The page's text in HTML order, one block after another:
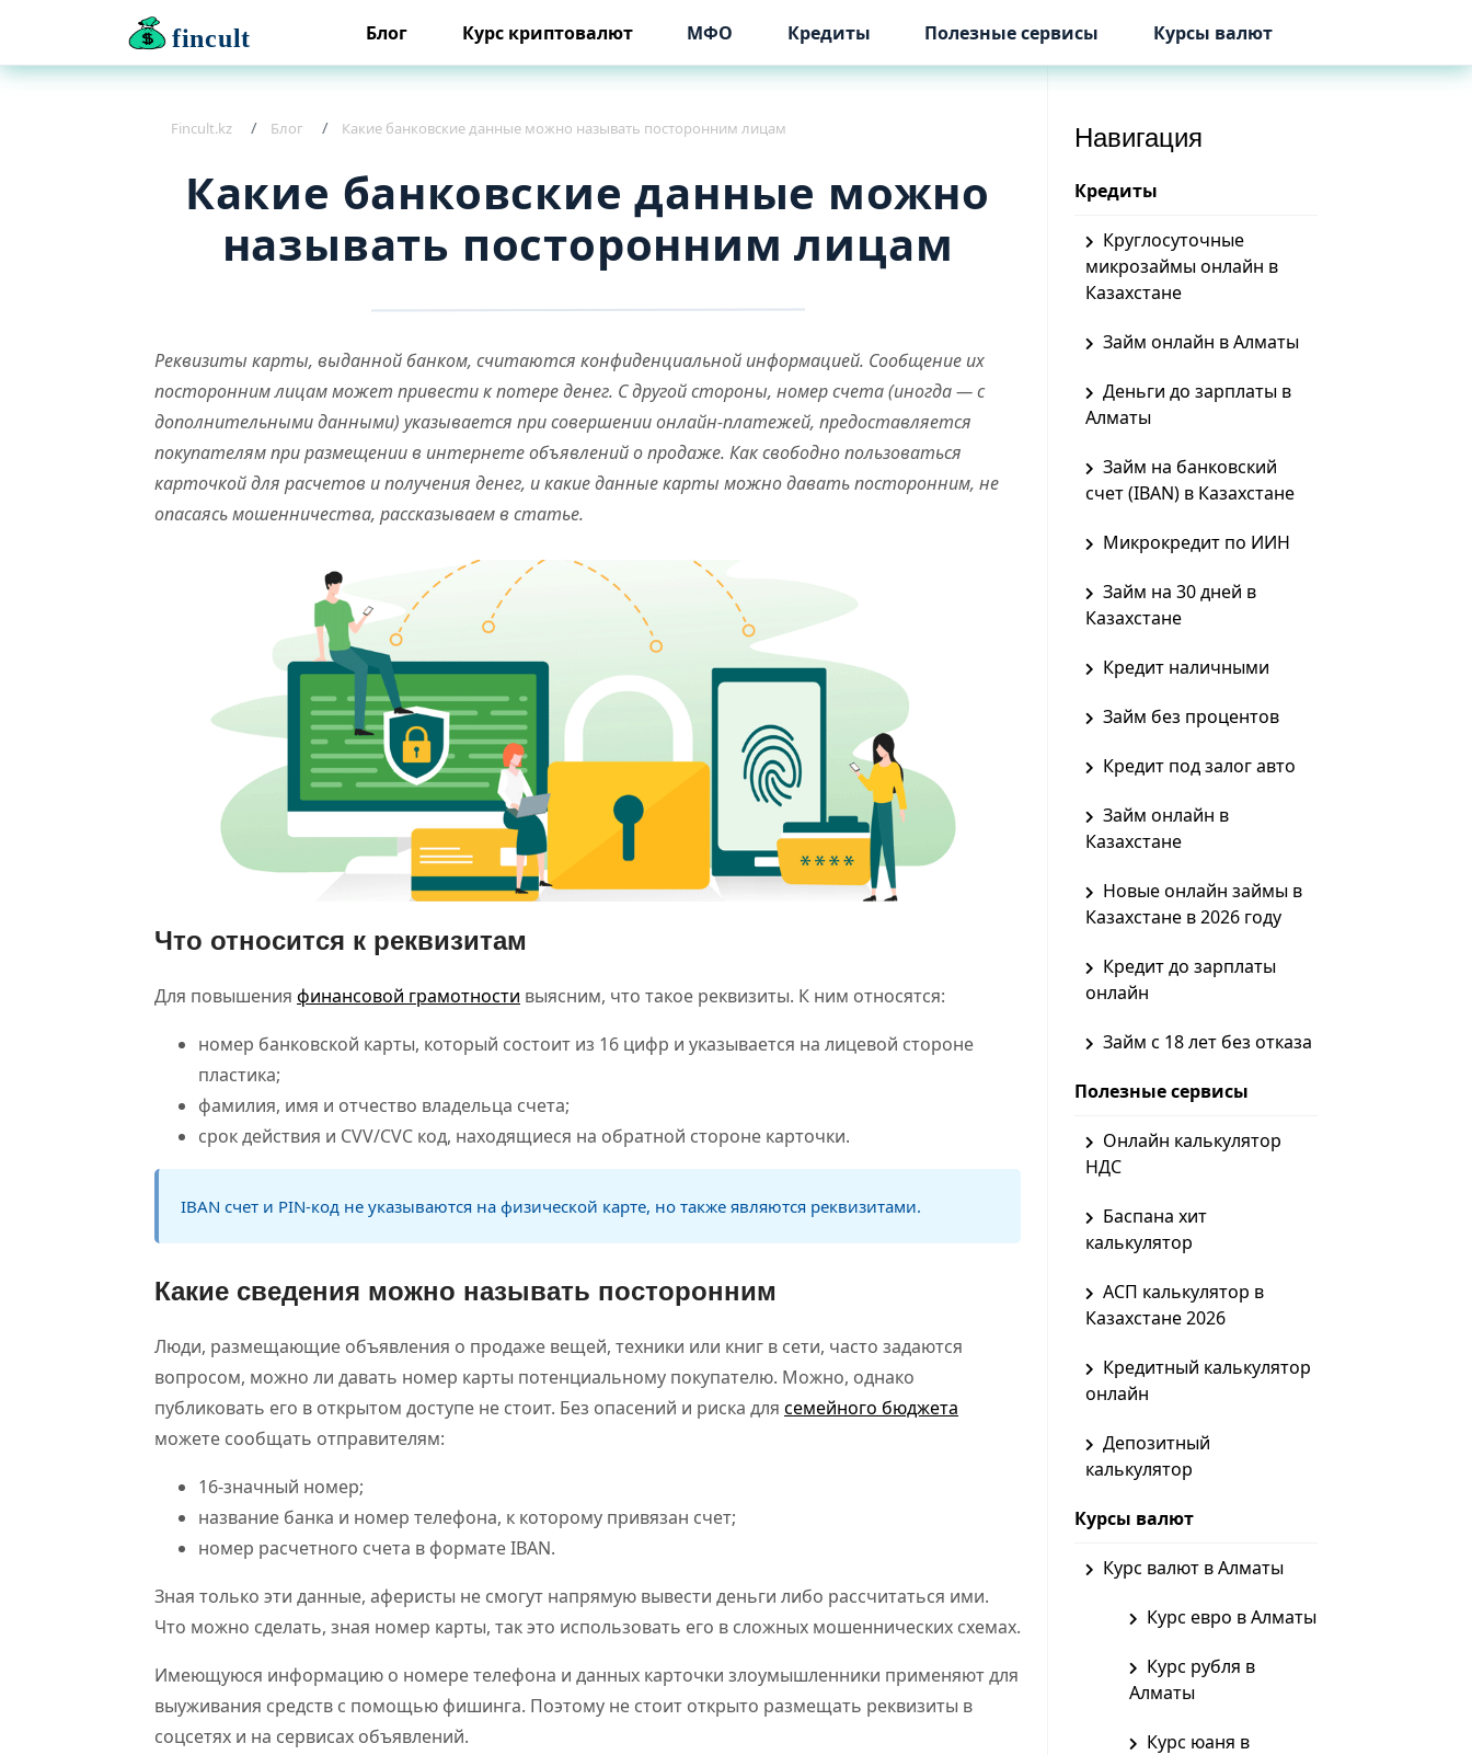
fincult Блог Курс криптовалют МФО Кредиты Полезные сервисы Курсы валют
Fincult.kz Блог Какие банковские данные можно называть посторонним лицам
Какие банковские данные можно
называть посторонним лицам
Реквизиты карты, выданной банком, считаются конфиденциальной информацией. Сообщение их
посторонним лицам может привести к потере денег. С другой стороны, номер счета (иногда — с
дополнительными данными) указывается при совершении онлайн-платежей, предоставляется
покупателям при размещении в интернете объявлений о продаже. Как свободно пользоваться
карточкой для расчетов и получения денег, и какие данные карты можно давать посторонним, не
опасаясь мошенничества, рассказываем в статье.
Что относится к реквизитам
Для повышения финансовой грамотности выясним, что такое реквизиты. К ним относятся:
номер банковской карты, который состоит из 16 цифр и указывается на лицевой стороне
пластика;
фамилия, имя и отчество владельца счета;
срок действия и СVV/CVC код, находящиеся на обратной стороне карточки.
IBAN счет и PIN-код не указываются на физической карте, но также являются реквизитами.
Какие сведения можно называть посторонним
Люди, размещающие объявления о продаже вещей, техники или книг в сети, часто задаются
вопросом, можно ли давать номер карты потенциальному покупателю. Можно, однако
публиковать его в открытом доступе не стоит. Без опасений и риска для семейного бюджета
можете сообщать отправителям:
16-значный номер;
название банка и номер телефона, к которому привязан счет;
номер расчетного счета в формате IBAN.
Зная только эти данные, аферисты не смогут напрямую вывести деньги либо рассчитаться ими.
Что можно сделать, зная номер карты, так это использовать его в сложных мошеннических схемах.
Имеющуюся информацию о номере телефона и данных карточки злоумышленники применяют для
выуживания средств с помощью фишинга. Поэтому не стоит открыто размещать реквизиты в
соцсетях и на сервисах объявлений.
Навигация
Кредиты
Круглосуточные
микрозаймы онлайн в
Казахстане
Займ онлайн в Алматы
Деньги до зарплаты в
Алматы
Займ на банковский
счет (IBAN) в Казахстане
Микрокредит по ИИН
Займ на 30 дней в
Казахстане
Кредит наличными
Займ без процентов
Кредит под залог авто
Займ онлайн в
Казахстане
Новые онлайн займы в
Казахстане в 2026 году
Кредит до зарплаты
онлайн
Займ с 18 лет без отказа
Полезные сервисы
Онлайн калькулятор
НДС
Баспана хит
калькулятор
АСП калькулятор в
Казахстане 2026
Кредитный калькулятор
онлайн
Депозитный
калькулятор
Курсы валют
Курс валют в Алматы
Курс евро в Алматы
Курс рубля в
Алматы
Курс юаня в